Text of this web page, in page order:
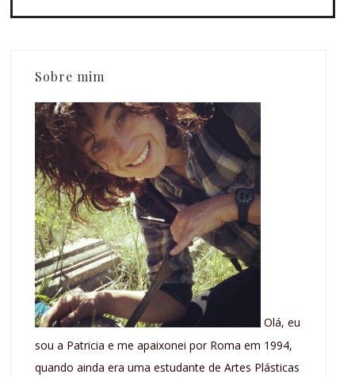
Sobre mim
Olá, eu
sou a Patricia e me apaixonei por Roma em 1994,
quando ainda era uma estudante de Artes Plásticas